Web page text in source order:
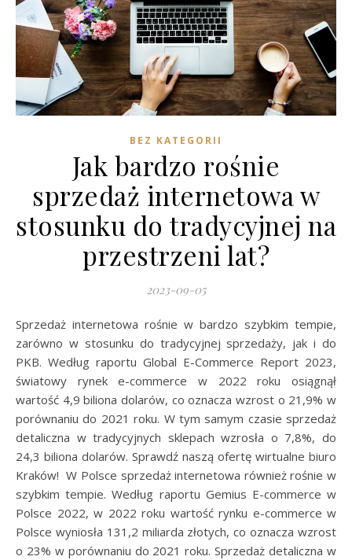
BEZ KATEGORII
Jak bardzo rośnie
sprzedaż internetowa w
stosunku do tradycyjnej na
przestrzeni lat?
2023-09-05
Sprzedaż internetowa rośnie w bardzo szybkim tempie,
zarówno w stosunku do tradycyjnej sprzedaży, jak i do
PKB. Według raportu Global E-Commerce Report 2023,
światowy rynek e-commerce w 2022 roku osiągnął
wartość 4,9 biliona dolarów, co oznacza wzrost o 21,9% w
porównaniu do 2021 roku. W tym samym czasie sprzedaż
detaliczna w tradycyjnych sklepach wzrosła o 7,8%, do
24,3 biliona dolarów. Sprawdź naszą ofertę wirtualne biuro
Kraków! W Polsce sprzedaż internetowa również rośnie w
szybkim tempie. Według raportu Gemius E-commerce w
Polsce 2022, w 2022 roku wartość rynku e-commerce w
Polsce wyniosła 131,2 miliarda złotych, co oznacza wzrost
o 23% w porównaniu do 2021 roku. Sprzedaż detaliczna w